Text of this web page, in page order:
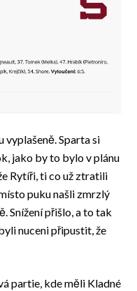
vyplašeně. Sparta si
jako by to bylo v plánu
Rytíři, ti co už ztratili
puku našli zmrzlý
Snížení přišlo, a to tak
nuceni připustit, že
partie, kde měli Kladné